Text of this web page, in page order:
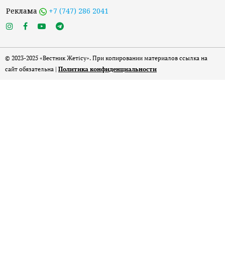
Реклама +7 (747) 286 2041
© 2023-2025 «Вестник Жетісу». При копировании материалов ссылка на
сайт обязательна | Политика конфиденциальности